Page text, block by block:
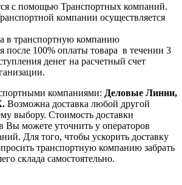
с помощью Транспортных компаний.
компании осуществляется
в транспортную компанию
после 100% оплаты товара в течении 3
денег на расчетный счет
компаниями: Деловые Линии,
Возможна доставка любой другой
выбору. Стоимость доставки
Вы можете уточнить у операторов
Для того, чтобы ускорить доставку
транспортную компанию забрать
склада самостоятельно.